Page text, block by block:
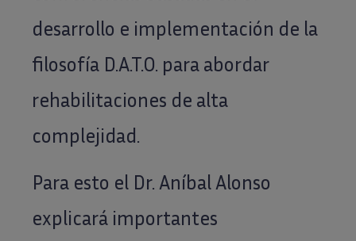
desarrollo e implementación de la
filosofía D.A.T.O. para abordar
rehabilitaciones de alta
complejidad.
Para esto el Dr. Aníbal Alonso
explicará importantes